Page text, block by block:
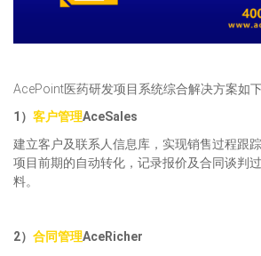
AcePoint医药研发项目系统综合解决方案如下
1） 客户管理AceSales
建立客户及联系人信息库，实现销售过程跟
项目前期的自动转化，记录报价及合同谈判
料。
2） 合同管理AceRicher